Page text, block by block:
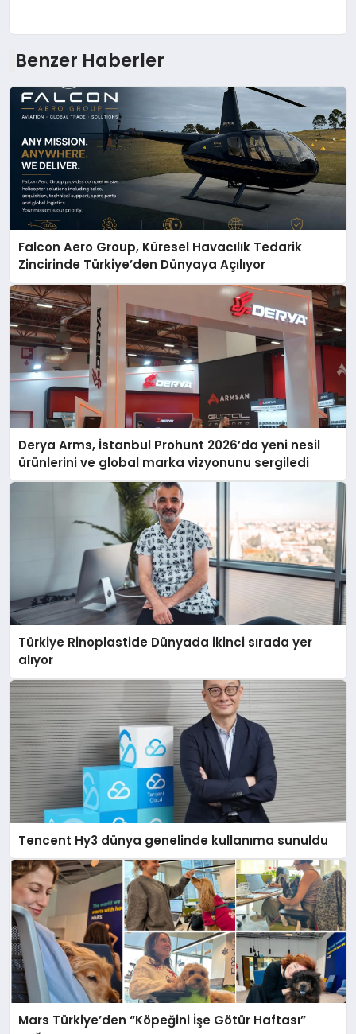
Benzer Haberler
Falcon Aero Group, Küresel Havacılık Tedarik
Zincirinde Türkiye’den Dünyaya Açılıyor
Derya Arms, İstanbul Prohunt 2026’da yeni nesil
ürünlerini ve global marka vizyonunu sergiledi
Türkiye Rinoplastide Dünyada ikinci sırada yer
alıyor
Tencent Hy3 dünya genelinde kullanıma sunuldu
Mars Türkiye’den “Köpeğini İşe Götür Haftası”